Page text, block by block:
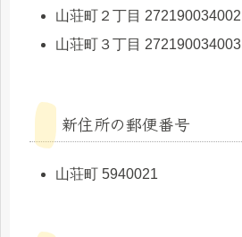
山荘町２丁目 272190034002
山荘町３丁目 272190034003
新住所の郵便番号
山荘町 5940021